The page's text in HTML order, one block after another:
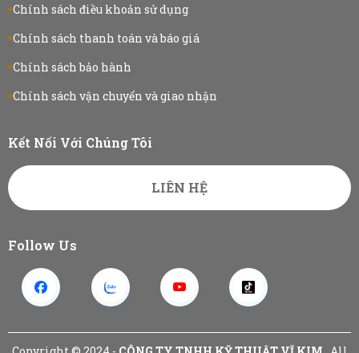
Chính sách điều khoản sử dụng
Chính sách thanh toán và báo giá
Chính sách bảo hành
Chính sách vận chuyển và giao nhận
Kết Nối Với Chúng Tôi
LIÊN HỆ
Follow Us